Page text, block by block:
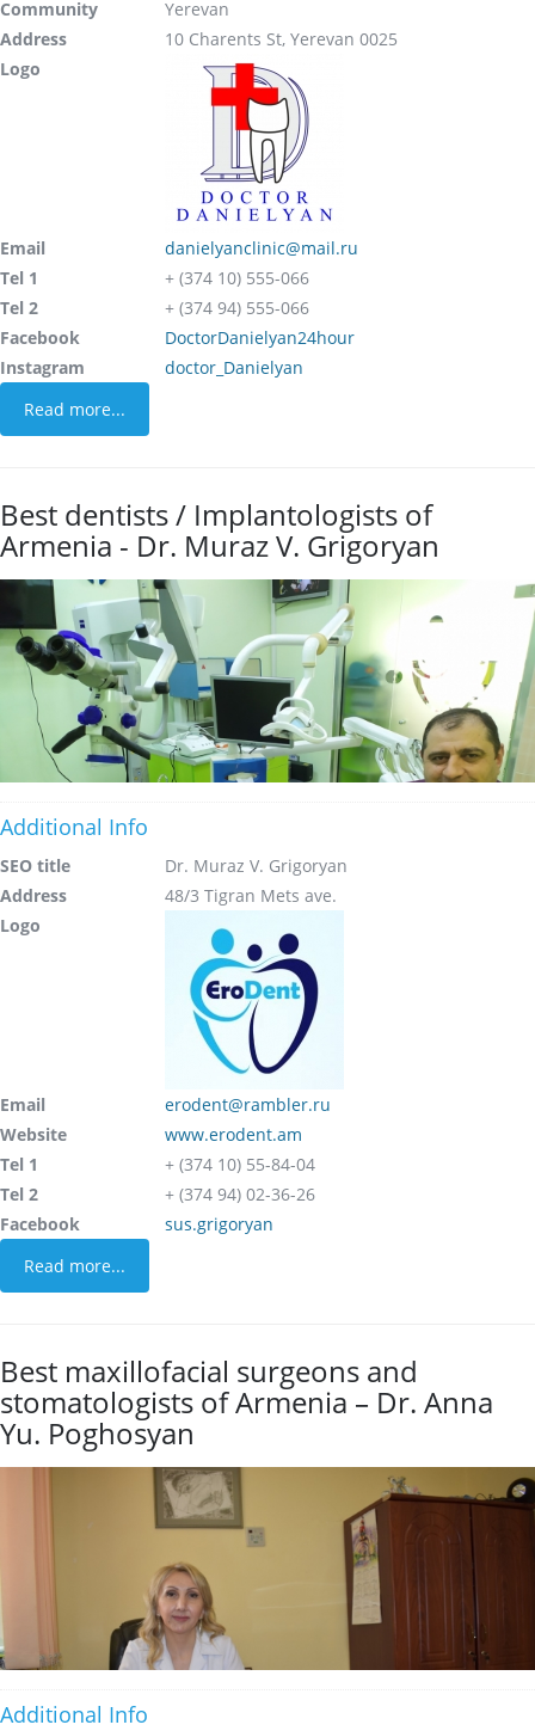
Community
Yerevan
Address
10 Charents St, Yerevan 0025
Logo
Email
danielyanclinic@mail.ru
Tel 1
+ (374 10) 555-066
Tel 2
+ (374 94) 555-066
Facebook
DoctorDanielyan24hour
Instagram
doctor_Danielyan
Read more...
Best dentists / Implantologists of
Armenia - Dr. Muraz V. Grigoryan
Additional Info
SEO title
Dr. Muraz V. Grigoryan
Address
48/3 Tigran Mets ave.
Logo
Email
erodent@rambler.ru
Website
www.erodent.am
Tel 1
+ (374 10) 55-84-04
Tel 2
+ (374 94) 02-36-26
Facebook
sus.grigoryan
Read more...
Best maxillofacial surgeons and
stomatologists of Armenia – Dr. Anna
Yu. Poghosyan
Additional Info